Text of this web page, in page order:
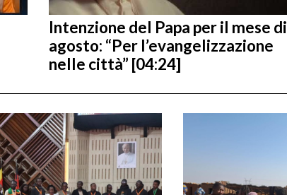
Intenzione del Papa per il mese di
agosto: “Per l’evangelizzazione
nelle città” [04:24]